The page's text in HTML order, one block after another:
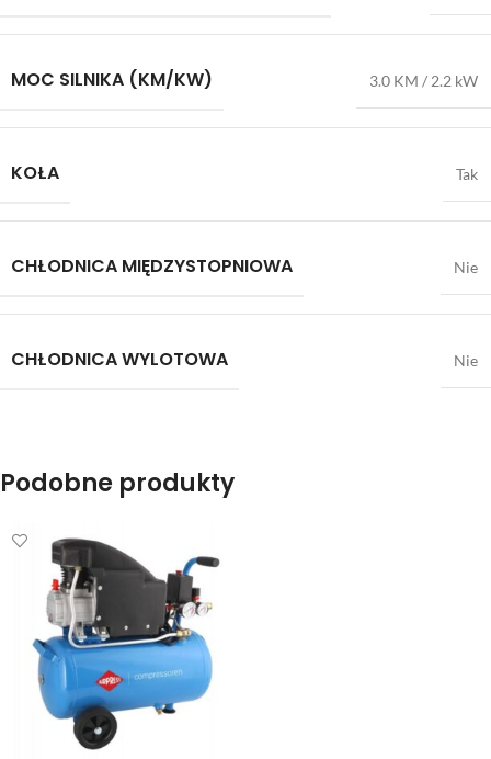
MOC SILNIKA (KM/KW) 3.0 KM / 2.2 kW
KOŁA Tak
CHŁODNICA MIĘDZYSTOPNIOWA Nie
CHŁODNICA WYLOTOWA Nie
Podobne produkty